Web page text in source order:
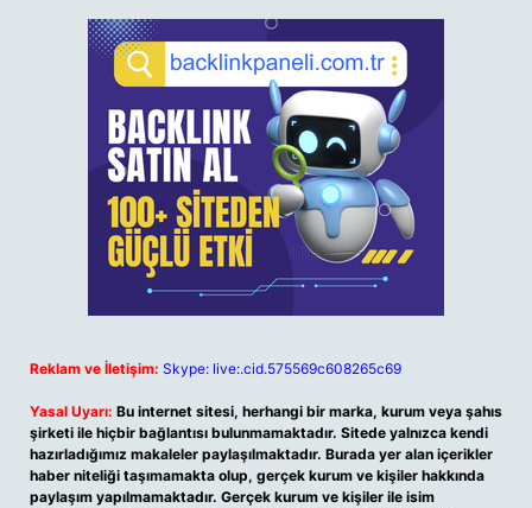
Reklam ve İletişim: Skype: live:.cid.575569c608265c69
Yasal Uyarı: Bu internet sitesi, herhangi bir marka, kurum veya şahıs
şirketi ile hiçbir bağlantısı bulunmamaktadır. Sitede yalnızca kendi
hazırladığımız makaleler paylaşılmaktadır. Burada yer alan içerikler
haber niteliği taşımamakta olup, gerçek kurum ve kişiler hakkında
paylaşım yapılmamaktadır. Gerçek kurum ve kişiler ile isim